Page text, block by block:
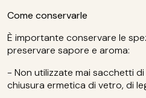
Come conservarle
È importante conservare le
preservare sapore e aroma:
- Non utilizzate mai sacchetti
chiusura ermetica di vetro, di